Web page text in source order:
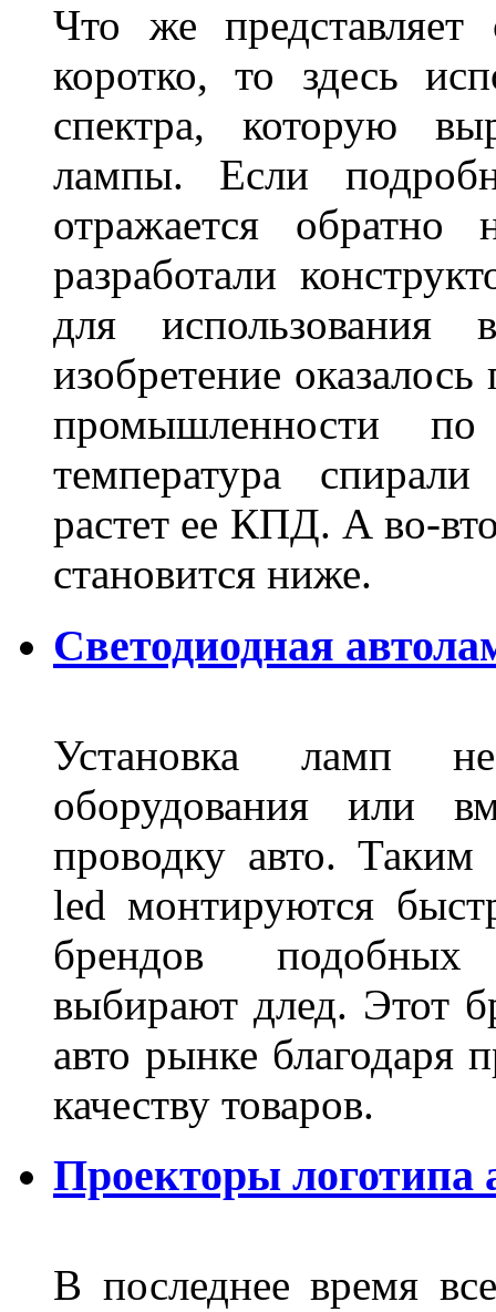
Что же
коротко, то здесь
спектра, которую
лампы. Если
отражается
разработали
для использования
изобретение
промышленности
температура
растет ее КПД. А во-
становится ниже.
Светодиодная
Установка ламп не
оборудования или
проводку авто.
led монтируются
брендов подобных
выбирают длед. Этот
авто рынке
качеству товаров.
Проекторы логотипа
В последнее время